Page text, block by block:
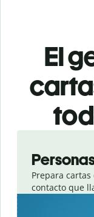
El
Prepara
contacto que